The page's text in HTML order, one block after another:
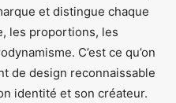
et distingue chaque
les proportions, les
C’est ce qu’on
de design reconnaissable
identité et son créateur.